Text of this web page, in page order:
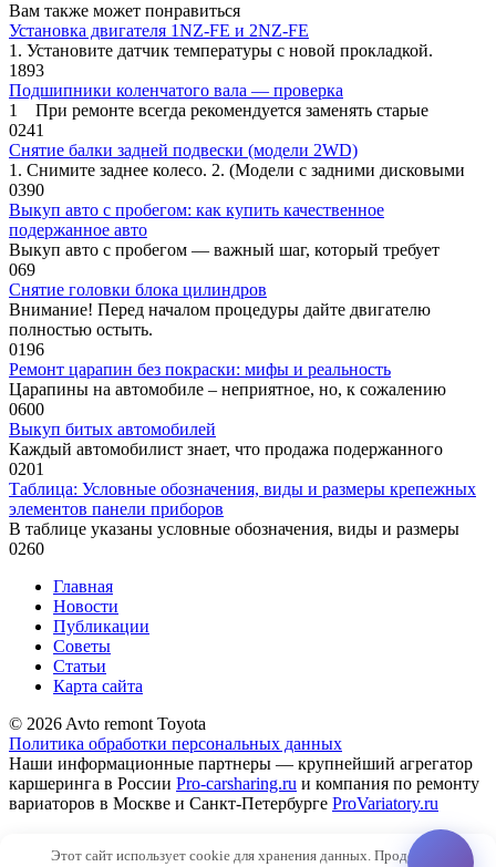
Вам также может понравиться
Установка двигателя 1NZ-FE и 2NZ-FE
1. Установите датчик температуры с новой прокладкой.
1893
Подшипники коленчатого вала — проверка
1 При ремонте всегда рекомендуется заменять старые
0241
Снятие балки задней подвески (модели 2WD)
1. Снимите заднее колесо. 2. (Модели с задними дисковыми
0390
Выкуп авто с пробегом: как купить качественное
подержанное авто
Выкуп авто с пробегом — важный шаг, который требует
069
Снятие головки блока цилиндров
Внимание! Перед началом процедуры дайте двигателю
полностью остыть.
0196
Ремонт царапин без покраски: мифы и реальность
Царапины на автомобиле – неприятное, но, к сожалению
0600
Выкуп битых автомобилей
Каждый автомобилист знает, что продажа подержанного
0201
Таблица: Условные обозна­чения, виды и размеры крепежных
элементов панели приборов
В таблице указаны условные обозна­чения, виды и размеры
0260
Главная
Новости
Публикации
Советы
Статьи
Карта сайта
© 2026 Avto remont Toyota
Политика обработки персональных данных
Наши информационные партнеры — крупнейший агрегатор
каршеринга в России Pro-carsharing.ru и компания по ремонту
вариаторов в Москве и Санкт-Петербурге ProVariatory.ru
Сео-продвижение и техническое сопровождение сайта
SiteNaWordpres.ru
Этот сайт использует cookie для хранения данных. Продолжая